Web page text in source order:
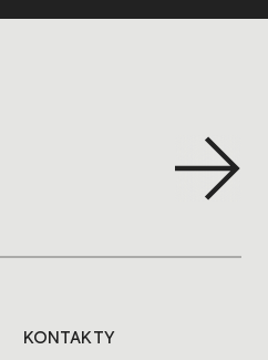
KONTAKTY